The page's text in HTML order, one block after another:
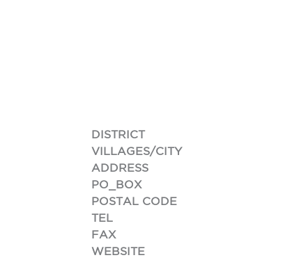
DISTRICT
VILLAGES/CITY
ADDRESS
PO_BOX
POSTAL CODE
TEL
FAX
WEBSITE